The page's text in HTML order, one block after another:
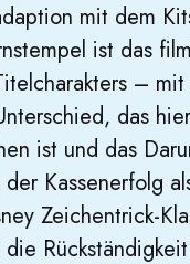
mit dem
ist das
–
das
ist und das
der Kassenerfolg
Zeichentrick-